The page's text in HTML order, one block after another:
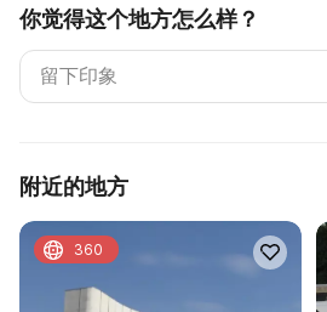
你觉得这个地方怎么样？
附近的地方
360